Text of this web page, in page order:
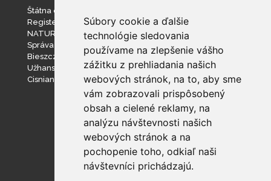
Súbory cookie a ďalšie
technológie sledovania
používame na zlepšenie vášho
zážitku z prehliadania našich
webových stránok, na to, aby sme
vám zobrazovali prispôsobený
obsah a cielené reklamy, na
analýzu návštevnosti našich
webových stránok a na
pochopenie toho, odkiaľ naši
návštevníci prichádzajú.
Štátna ochrana prírody SR
Register ponúkaného majetku štátu
NATURA 2000
Správa slovenských jaskýň
Bieszczadzki Park Narodowy
Užhanský národný prírodný park
Cisniansko-Wetlinský park krajobrazowy